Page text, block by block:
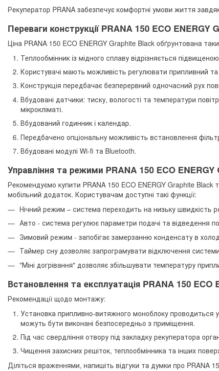
Рекуператор PRANA забезпечує комфортні умови життя
Переваги конструкції PRANA 150 ECO
Ціна PRANA 150 ECO ENERGY Graphite Black обґрунтована
Теплообмінник із мідного сплаву відрізняється
Користувачі мають можливість регулювати припливний
Конструкція передбачає безперервний одночасний рух
Вбудовані датчики: тиску, вологості та температури
мікрокліматі.
Вбудований годинник і календар.
Передбачено опціональну можливість встановлення
Вбудовані модулі Wi-fi та Bluetooth.
Управління та режими PRANA 150 ECO
Рекомендуємо купити PRANA 150 ECO ENERGY Graphite
мобільний додаток. Користувачам доступні такі функції:
Нічний режим – система переходить на низьку швидкість
Авто - система регулює параметри подачі та відведення
Зимовий режим - запобігає замерзанню конденсату в
Таймер сну дозволяє запрограмувати відключення
"Міні догрівання" дозволяє збільшувати температуру
Встановлення та експлуатація PRANA 150
Рекомендації щодо монтажу:
Установка припливно-витяжного моноблоку проводиться
можуть бути виконані безпосередньо з приміщення.
Під час свердління отвору під закладку рекуператора
Чищення захисних решіток, теплообмінника та інших
Діліться враженнями, напишіть відгуки та думки про PRANA